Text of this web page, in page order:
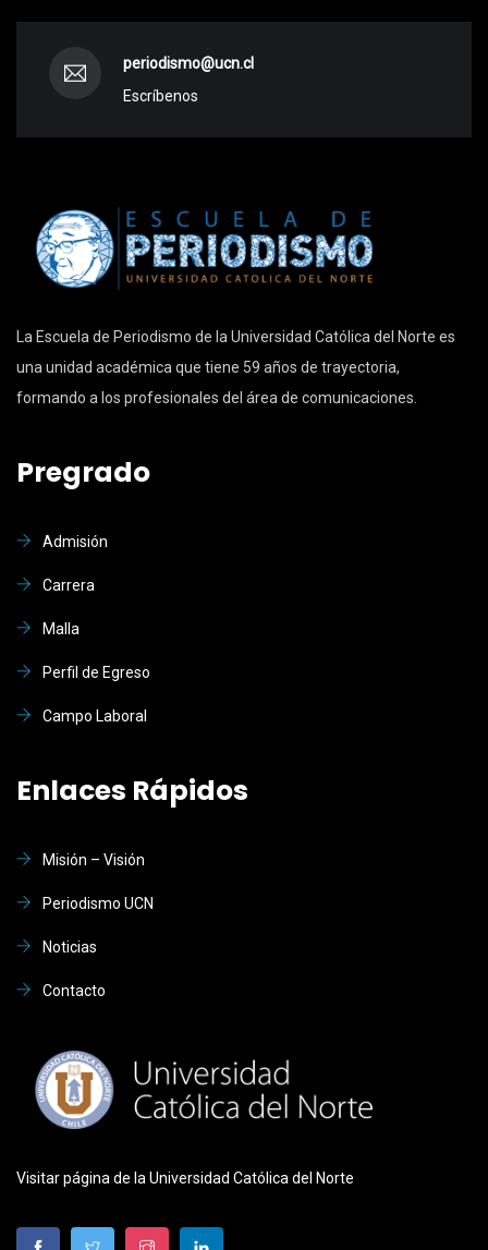
periodismo@ucn.cl
Escríbenos
La Escuela de Periodismo de la Universidad Católica del Norte es
una unidad académica que tiene 59 años de trayectoria,
formando a los profesionales del área de comunicaciones.
Pregrado
Admisión
Carrera
Malla
Perfil de Egreso
Campo Laboral
Enlaces Rápidos
Misión – Visión
Periodismo UCN
Noticias
Contacto
Visitar página de la Universidad Católica del Norte